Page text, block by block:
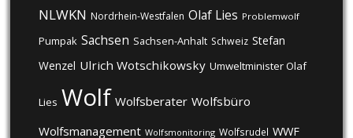
NLWKN Nordrhein-Westfalen Olaf Lies Problemwolf
Pumpak Sachsen Sachsen-Anhalt Schweiz Stefan
Wenzel Ulrich Wotschikowsky Umweltminister Olaf
Lies Wolf Wolfsberater Wolfsbüro
Wolfsmanagement Wolfsmonitoring Wolfsrudel WWF